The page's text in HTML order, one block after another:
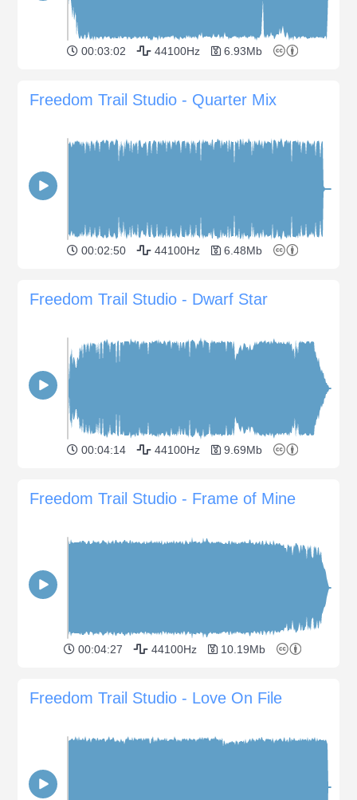
00:03:02 44100Hz 6.93Mb
Freedom Trail Studio - Quarter Mix
00:02:50 44100Hz 6.48Mb
Freedom Trail Studio - Dwarf Star
00:04:14 44100Hz 9.69Mb
Freedom Trail Studio - Frame of Mine
00:04:27 44100Hz 10.19Mb
Freedom Trail Studio - Love On File